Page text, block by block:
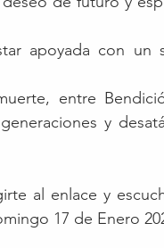
apoyada con un
entre
y
al enlace y
17 de Enero